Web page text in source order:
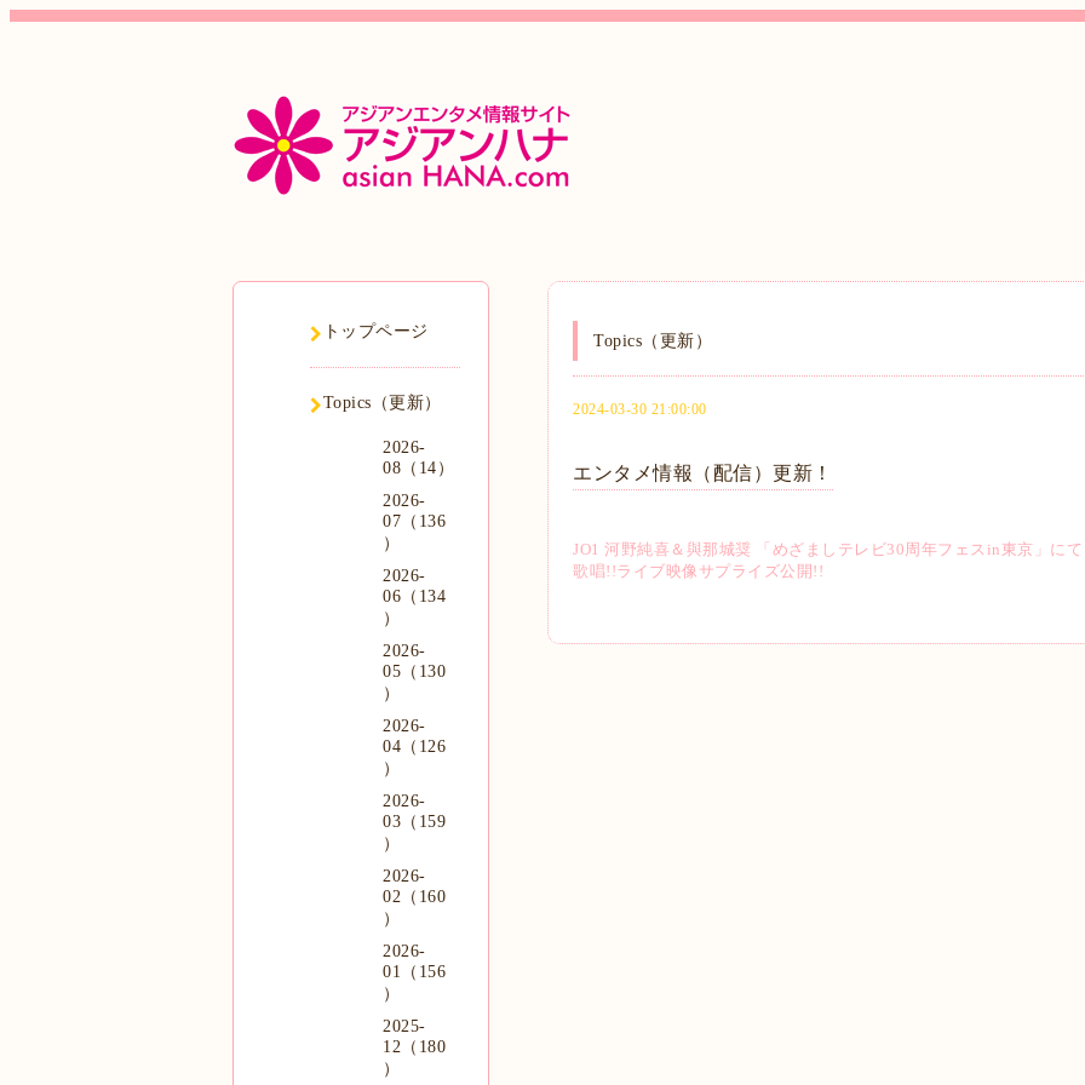
Topics（更新）
2024-03-30 21:00:00
エンタメ情報（配信）更新！
JO1 河野純喜＆與那城奨 「めざましテレビ30周年フェスin東京」に
歌唱!!ライブ映像サプライズ公開!!
トップページ
Topics（更新）
2026-
08（14）
2026-
07（136
）
2026-
06（134
）
2026-
05（130
）
2026-
04（126
）
2026-
03（159
）
2026-
02（160
）
2026-
01（156
）
2025-
12（180
）